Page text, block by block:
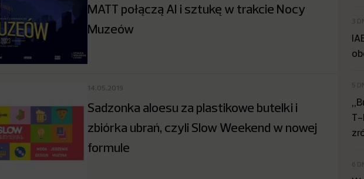
MATT połączą AI i sztukę w trakcie Nocy
Muzeów
14.05.2019
Sadzonka aloesu za plastikowe butelki i
zbiórka ubrań, czyli Slow Weekend w nowej
formule
3
5
T-
6